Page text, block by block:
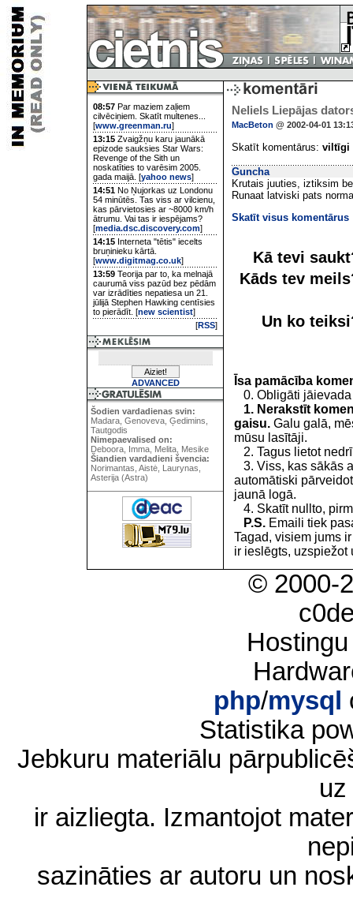
08:57 Par maziem zaļiem
cilvēciņiem. Skatīt multenes...
[www.greenman.ru]
13:15 Zvaigžņu karu jaunākā
epizode sauksies Star Wars:
Revenge of the Sith un
noskatīties to varēsim 2005.
gada maijā. [yahoo news]
14:51 No Ņujorkas uz Londonu
54 minūtēs. Tas viss ar vilcienu,
kas pārvietosies ar ~8000 km/h
ātrumu. Vai tas ir iespējams?
[media.dsc.discovery.com]
14:15 Interneta "tētis" iecelts
bruņinieku kārtā.
[www.digitmag.co.uk]
13:59 Teorija par to, ka melnajā
caurumā viss pazūd bez pēdām
var izrādīties nepatiesa un 21.
jūlijā Stephen Hawking centīsies
to pierādīt. [new scientist]
[RSS]
ADVANCED
Šodien vardadienas svin:
Madara, Genoveva, Ģedimins,
Tautgodis
Nimepaevalised on:
Deboora, Imma, Melita, Mesike
Šiandien vardadieni švencia:
Norimantas, Aistė, Laurynas,
Asterija (Astra)
Neliels Liepājas
MacBeton @ 2002-04-01
Skatīt komentārus: viltīgi
Guncha
Krutais juuties, iztiksim
Runaat latviski pats
Skatīt visus komentārus
Kā tevi
Kāds tev
Un ko
Īsa pamācība
0. Obligāti jāievada
1. Nerakstīt
gaisu. Galu galā,
mūsu lasītāji.
2. Tagus lietot
3. Viss, kas sākās
automātiski
jaunā logā.
4. Skatīt nullto,
P.S. Emaili tiek
Tagad, visiem jums
ir ieslēgts, uzspiežot
© 2000-
php/mysql
Statistika
Jebkuru materiālu
ir aizliegta. Izmantojot
sazināties ar autoru un